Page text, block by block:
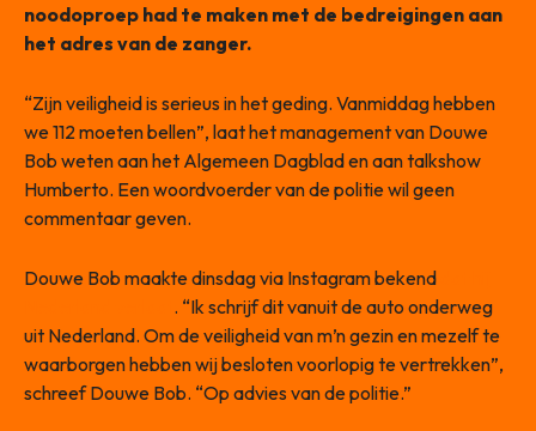
noodoproep had te maken met de bedreigingen aan
het adres van de zanger.
“Zijn veiligheid is serieus in het geding. Vanmiddag hebben
we 112 moeten bellen”, laat het management van Douwe
Bob weten aan het Algemeen Dagblad en aan talkshow
Humberto. Een woordvoerder van de politie wil geen
commentaar geven.
Douwe Bob maakte dinsdag via Instagram bekend
. “Ik schrijf dit vanuit de auto onderweg
uit Nederland. Om de veiligheid van m’n gezin en mezelf te
waarborgen hebben wij besloten voorlopig te vertrekken”,
schreef Douwe Bob. “Op advies van de politie.”